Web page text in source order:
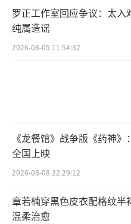
罗正工作室回应争议：太入
纯属造谣
2026-08-05 11:54:32
《龙餐馆》战争版《药神》
全国上映
2026-08-08 22:29:12
章若楠穿黑色皮衣配格纹半
温柔治愈